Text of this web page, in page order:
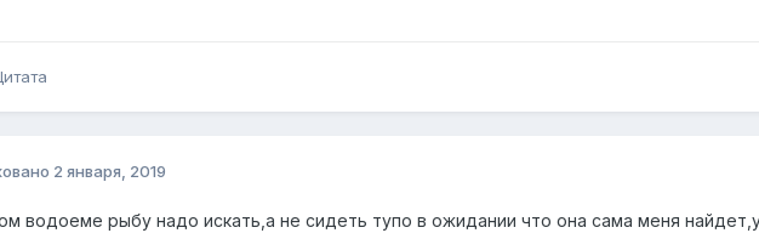
2 января, 2019
водоеме рыбу надо искать,а не сидеть тупо в ожидании что она сама меня